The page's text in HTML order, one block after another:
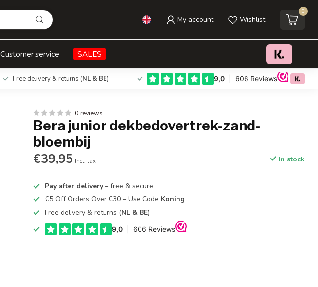
My account Wishlist
0
Customer service SALES
Free delivery & returns (NL & BE)
Add to cart
0 reviews
Bera junior dekbedovertrek-zand-
bloembij
€39,95 Incl. tax In stock
Pay after delivery – free & secure
€5 Off Orders Over €30 – Use Code Koning
Free delivery & returns (NL & BE)